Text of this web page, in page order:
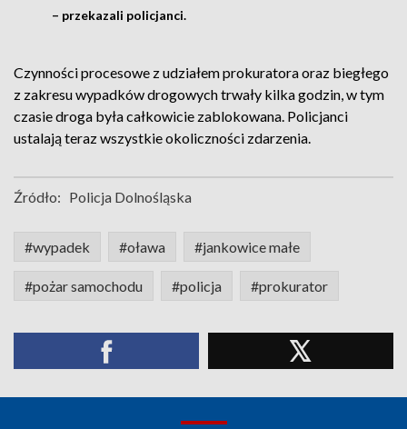
– przekazali policjanci.
Czynności procesowe z udziałem prokuratora oraz biegłego
z zakresu wypadków drogowych trwały kilka godzin, w tym
czasie droga była całkowicie zablokowana. Policjanci
ustalają teraz wszystkie okoliczności zdarzenia.
Źródło: Policja Dolnośląska
#wypadek #oława #jankowice małe
#pożar samochodu #policja #prokurator